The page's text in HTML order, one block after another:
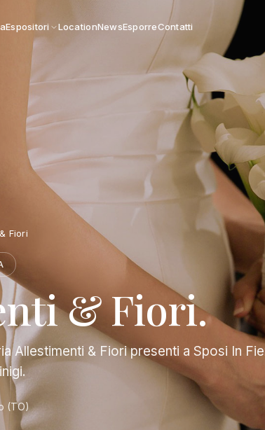
Espositori LocationNewsEsporreContatti
Fiori
& Fiori.
Allestimenti & Fiori presenti a Sposi In
(TO)